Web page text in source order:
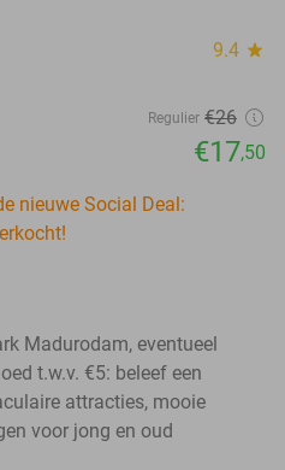
9.4 star
Regulier €26
€17,50
nieuwe Social Deal:
Madurodam, eventueel
t.w.v. €5: beleef een
attracties, mooie
voor jong en oud